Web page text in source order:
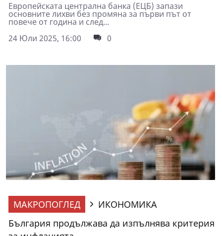
Европейската централна банка (ЕЦБ) запази
основните лихви без промяна за първи път от
повече от година и след...
24 Юли 2025, 16:00
0
МАКРОПОГЛЕД
ИКОНОМИКА
България продължава да изпълнява критерия